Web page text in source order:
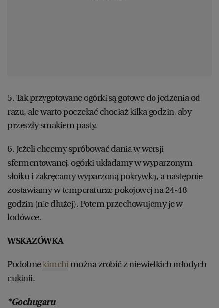
5. Tak przygotowane ogórki są gotowe do jedzenia od
razu, ale warto poczekać chociaż kilka godzin, aby
przeszły smakiem pasty.
6. Jeżeli chcemy spróbować dania w wersji
sfermentowanej, ogórki układamy w wyparzonym
słoiku i zakręcamy wyparzoną pokrywką, a następnie
zostawiamy w temperaturze pokojowej na 24-48
godzin (nie dłużej). Potem przechowujemy je w
lodówce.
WSKAZÓWKA
Podobnekimchimożna zrobić z niewielkich młodych
cukinii.
*Gochugaru